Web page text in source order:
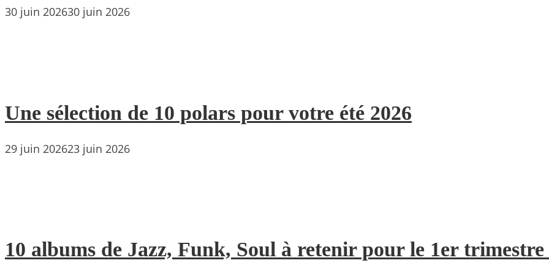
30 juin 202630 juin 2026
Une sélection de 10 polars pour votre été 2026
29 juin 202623 juin 2026
10 albums de Jazz, Funk, Soul à retenir pour le 1er trimestre